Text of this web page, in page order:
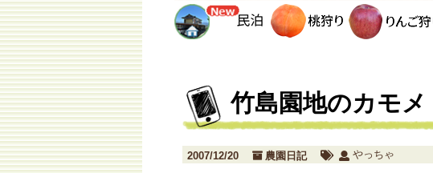
竹島園地のカモメ
2007/12/20 農園日記 やっちゃ